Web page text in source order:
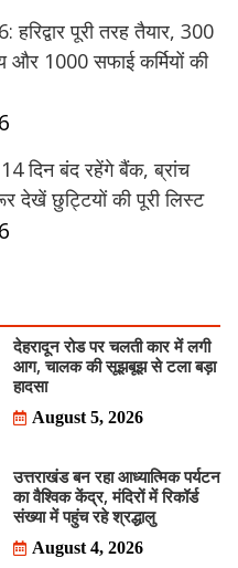
पूरी तरह तैयार, 300
और 1000 सफाई कर्मियों की
दिन बंद रहेंगे बैंक, ब्रांच
देखें छुट्टियों की पूरी लिस्ट
देहरादून रोड पर चलती कार में लगी
आग, चालक की सूझबूझ से टला बड़ा
हादसा
August 5, 2026
उत्तराखंड बन रहा आध्यात्मिक पर्यटन
का वैश्विक केंद्र, मंदिरों में रिकॉर्ड
संख्या में पहुंच रहे श्रद्धालु
August 4, 2026